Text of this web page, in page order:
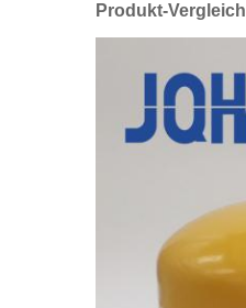
Produkt-Vergleich